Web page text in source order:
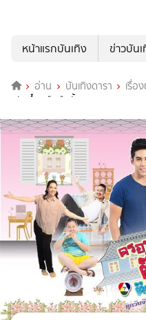
หน้าแรกบันเทิง
ข่าวบัน
อ่าน บันเทิงดารา เรื่อ
ครัวตึ๋งหนืดตืดขั้นเทพ